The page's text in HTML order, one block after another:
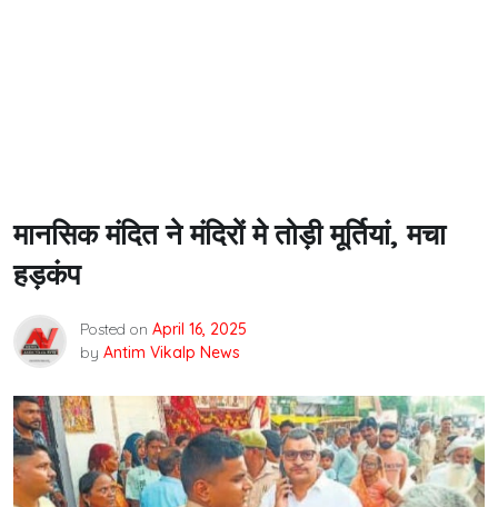
मानसिक मंदित ने मंदिरों मे तोड़ी मूर्तियां, मचा
हड़कंप
Posted on April 16, 2025
by Antim Vikalp News